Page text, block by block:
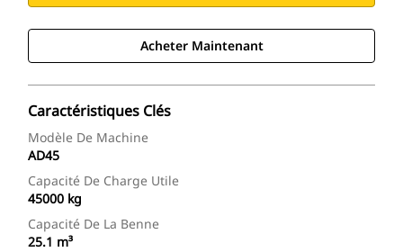
Acheter Maintenant
Caractéristiques Clés
Modèle De Machine
AD45
Capacité De Charge Utile
45000 kg
Capacité De La Benne
25.1 m³